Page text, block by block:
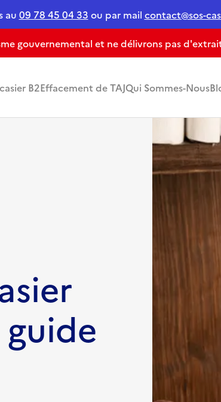
au 09 78 45 04 33 ou par mail contact@sos-
gouvernemental et ne délivrons pas
B2Effacement de TAJQui Sommes-Nous